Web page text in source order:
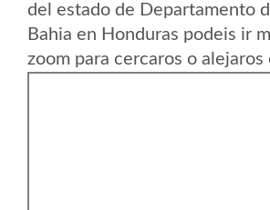
del estado de Departamento
Bahia en Honduras podeis ir
zoom para cercaros o alejaros